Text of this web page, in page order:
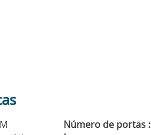
Número de portas :